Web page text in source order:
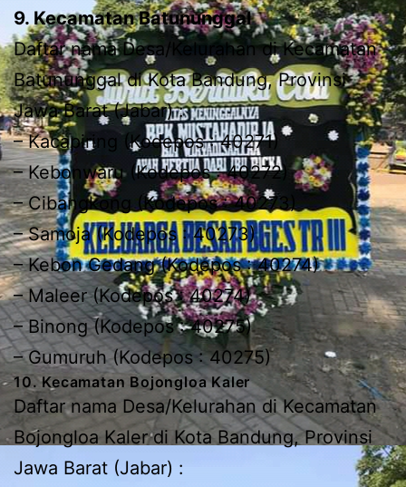
9. Kecamatan Batununggal
Daftar nama Desa/Kelurahan di Kecamatan
Batununggal di Kota Bandung, Provinsi
Jawa Barat (Jabar) :
– Kacapiring (Kodepos : 40271)
– Kebonwaru (Kodepos : 40272)
– Cibangkong (Kodepos : 40273)
– Samoja (Kodepos : 40273)
– Kebon Gedang (Kodepos : 40274)
– Maleer (Kodepos : 40274)
– Binong (Kodepos : 40275)
– Gumuruh (Kodepos : 40275)
10. Kecamatan Bojongloa Kaler
Daftar nama Desa/Kelurahan di Kecamatan
Bojongloa Kaler di Kota Bandung, Provinsi
Jawa Barat (Jabar) :